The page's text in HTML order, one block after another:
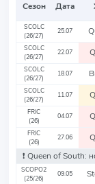
Сезон Дата
SCOLC
(26/27)
25.07
SCOLC
(26/27)
22.07
SCOLC
(26/27)
18.07
SCOLC
(26/27)
11.07
FRIC
(26)
04.07
FRIC
(26)
27.06
❗️ Queen of South:
SCOPO2
(25/26)
09.05